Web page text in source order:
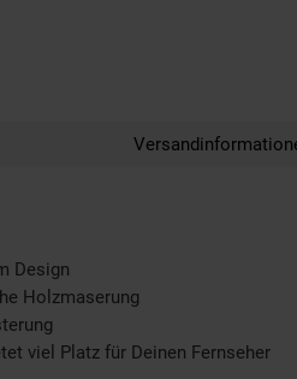
Design
Holzmaserung
viel Platz für Deinen Fernseher